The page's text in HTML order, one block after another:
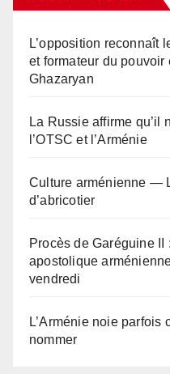
L’opposition reconnaît
et formateur du pouvoir
Ghazaryan
La Russie affirme qu’il
l’OTSC et l’Arménie
Culture arménienne —
d’abricotier
Procès de Garéguine II
apostolique
vendredi
L’Arménie noie parfois
nommer